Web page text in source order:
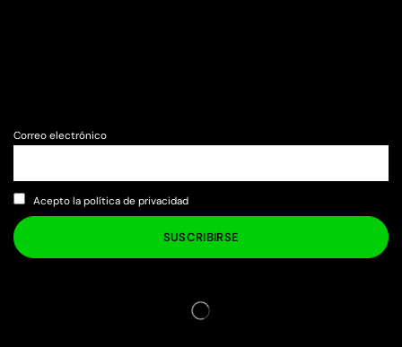
Correo electrónico
Acepto la política de privacidad